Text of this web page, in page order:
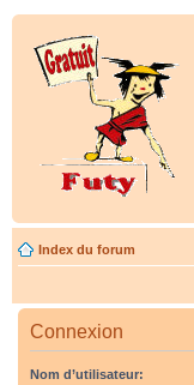
Index du forum
Connexion
Nom d’utilisateur: